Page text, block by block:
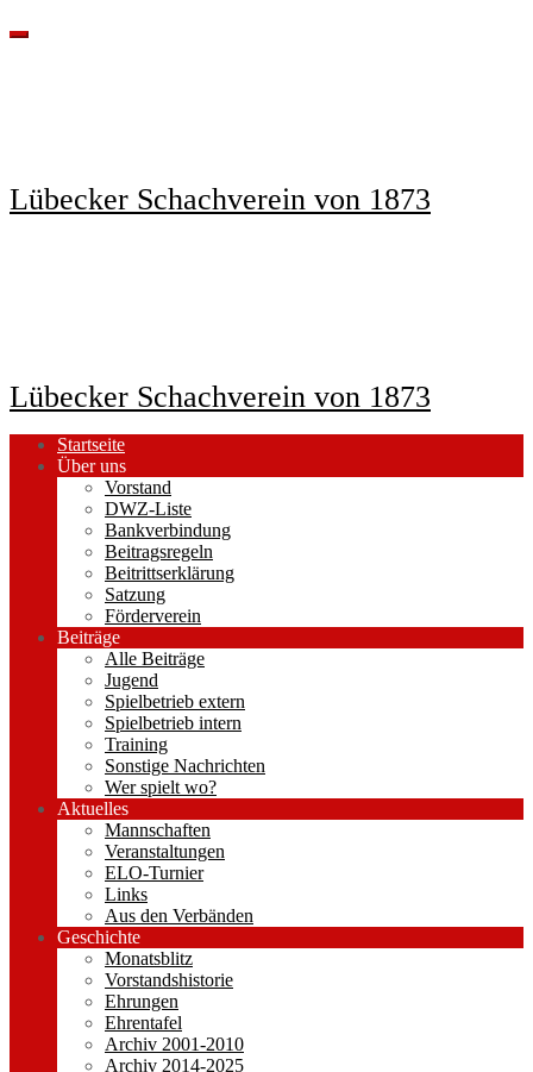
Lübecker Schachverein von 1873
Lübecker Schachverein von 1873
Startseite
Über uns
Vorstand
DWZ-Liste
Bankverbindung
Beitragsregeln
Beitrittserklärung
Satzung
Förderverein
Beiträge
Alle Beiträge
Jugend
Spielbetrieb extern
Spielbetrieb intern
Training
Sonstige Nachrichten
Wer spielt wo?
Aktuelles
Mannschaften
Veranstaltungen
ELO-Turnier
Links
Aus den Verbänden
Geschichte
Monatsblitz
Vorstandshistorie
Ehrungen
Ehrentafel
Archiv 2001-2010
Archiv 2014-2025